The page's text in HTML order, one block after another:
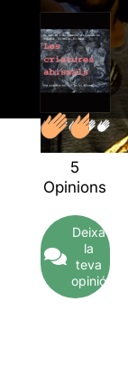
5
Opinions
Deixa
la
teva
opinió